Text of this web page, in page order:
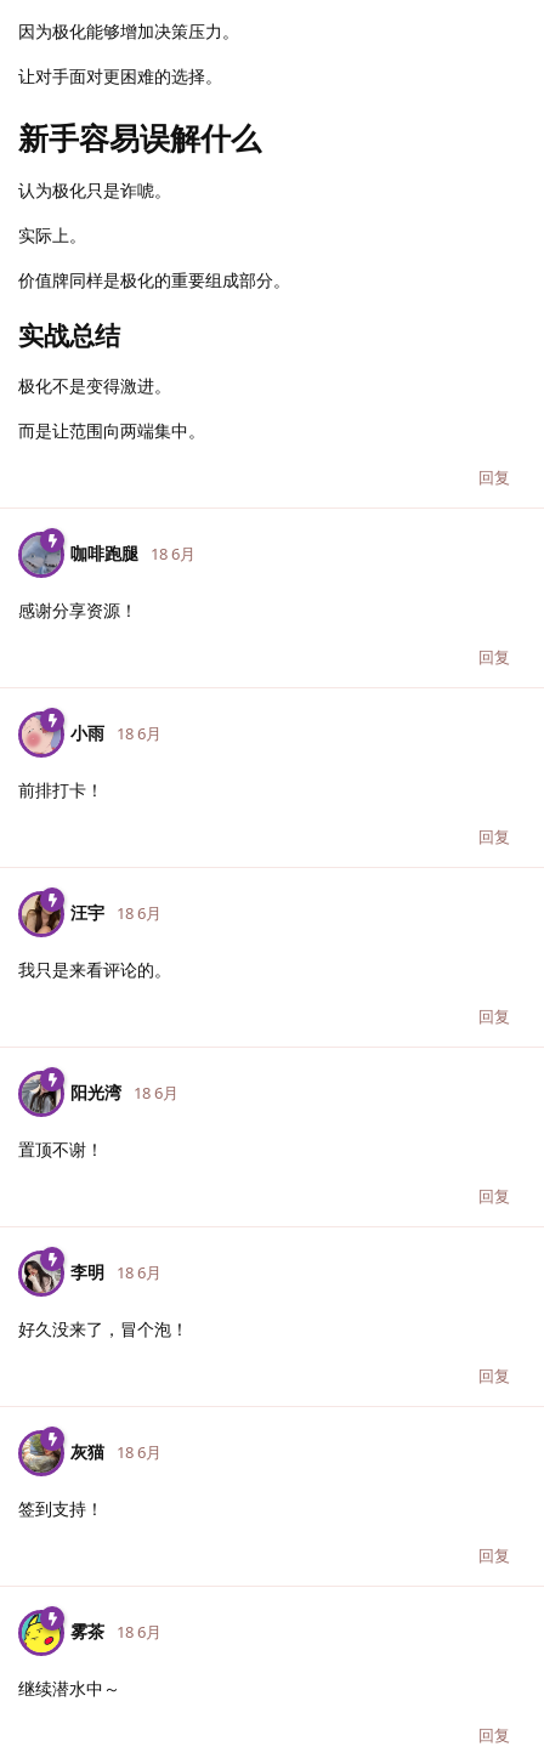
因为极化能够增加决策压力。
让对手面对更困难的选择。
新手容易误解什么
认为极化只是诈唬。
实际上。
价值牌同样是极化的重要组成部分。
实战总结
极化不是变得激进。
而是让范围向两端集中。
回复
咖啡跑腿 18 6月
感谢分享资源！
回复
小雨 18 6月
前排打卡！
回复
汪宇 18 6月
我只是来看评论的。
回复
阳光湾 18 6月
置顶不谢！
回复
李明 18 6月
好久没来了，冒个泡！
回复
灰猫 18 6月
签到支持！
回复
雾茶 18 6月
继续潜水中～
回复